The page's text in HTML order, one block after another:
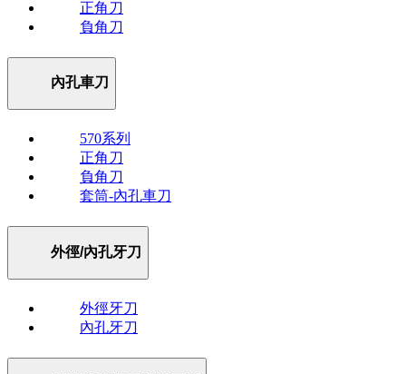
正角刀
負角刀
內孔車刀
570系列
正角刀
負角刀
套筒-內孔車刀
外徑/內孔牙刀
外徑牙刀
內孔牙刀